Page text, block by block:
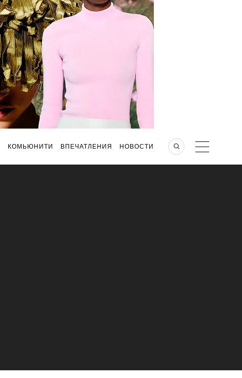
КОМЬЮНИТИ ВПЕЧАТЛЕНИЯ НОВОСТИ